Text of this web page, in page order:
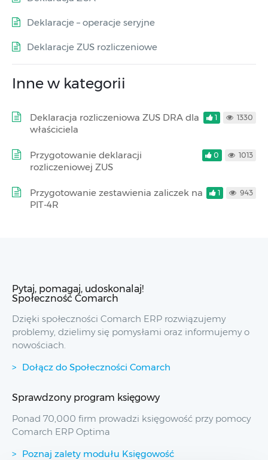
Deklaracje – operacje seryjne
Deklaracje ZUS rozliczeniowe
Inne w kategorii
Deklaracja rozliczeniowa ZUS DRA dla
właściciela
1 1330
Przygotowanie deklaracji
rozliczeniowej ZUS
0 1013
Przygotowanie zestawienia zaliczek na
PIT-4R
1 943
Pytaj, pomagaj, udoskonalaj!
Społeczność Comarch
Dzięki społeczności Comarch ERP rozwiązujemy
problemy, dzielimy się pomysłami oraz informujemy o
nowościach.
Dołącz do Społeczności Comarch
Sprawdzony program księgowy
Ponad 70,000 firm prowadzi księgowość przy pomocy
Comarch ERP Optima
Poznaj zalety modułu Księgowość